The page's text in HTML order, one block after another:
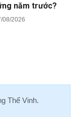
năm trước?
08/2026
Thế Vinh.